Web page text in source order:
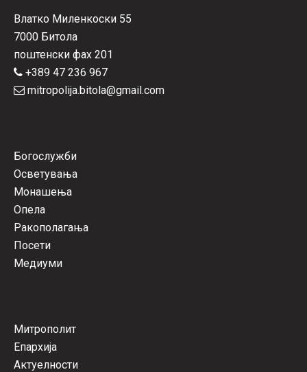
Влатко Миленкоски 55
7000 Битола
поштенски фах 201
+389 47 236 967
mitropolija.bitola@gmail.com
Богослужби
Осветувања
Монашења
Опела
Ракополагања
Посети
Медиуми
Митрополит
Епархија
Актуелности